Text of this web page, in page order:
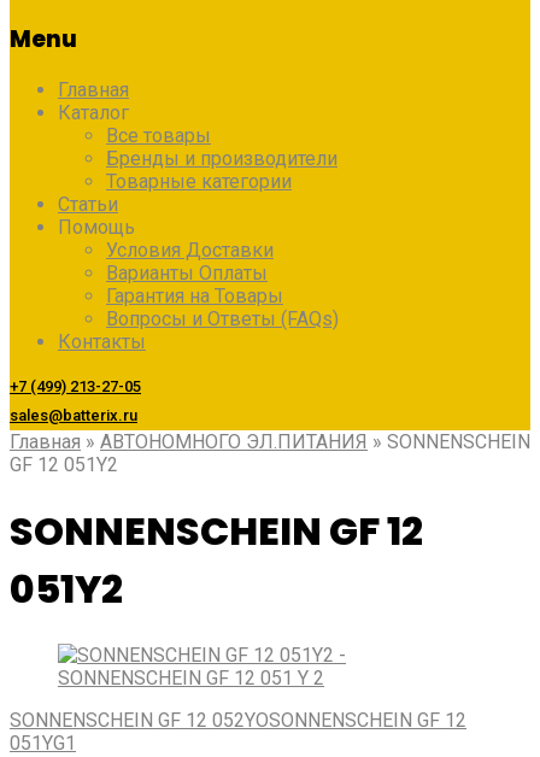
Menu
Главная
Каталог
Все товары
Бренды и производители
Товарные категории
Статьи
Помощь
Условия Доставки
Варианты Оплаты
Гарантия на Товары
Вопросы и Ответы (FAQs)
Контакты
+7 (499) 213-27-05
sales@batterix.ru
Главная » АВТОНОМНОГО ЭЛ.ПИТАНИЯ » SONNENSCHEIN
GF 12 051Y2
SONNENSCHEIN GF 12
051Y2
SONNENSCHEIN GF 12 052YOSONNENSCHEIN GF 12
051YG1